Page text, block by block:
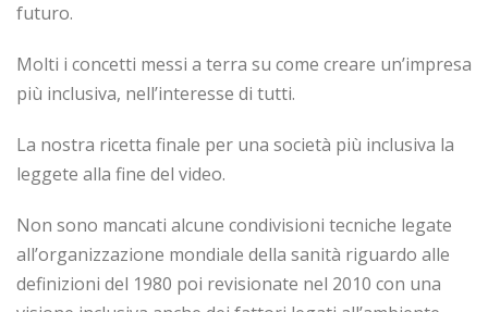
futuro.
Molti i concetti messi a terra su come creare un’impresa
più inclusiva, nell’interesse di tutti.
La nostra ricetta finale per una società più inclusiva la
leggete alla fine del video.
Non sono mancati alcune condivisioni tecniche legate
all’organizzazione mondiale della sanità riguardo alle
definizioni del 1980 poi revisionate nel 2010 con una